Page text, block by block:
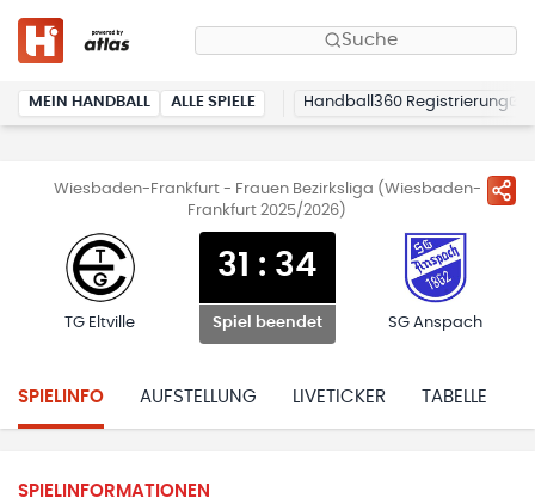
Suche
MEIN HANDBALL ALLE SPIELE Handball360 Registrierung
Wiesbaden-Frankfurt - Frauen Bezirksliga (Wiesbaden-
Frankfurt 2025/2026)
TG Eltville
31 : 34
Spiel beendet SG Anspach
SPIELINFO AUFSTELLUNG LIVETICKER TABELLE
SPIELINFORMATIONEN